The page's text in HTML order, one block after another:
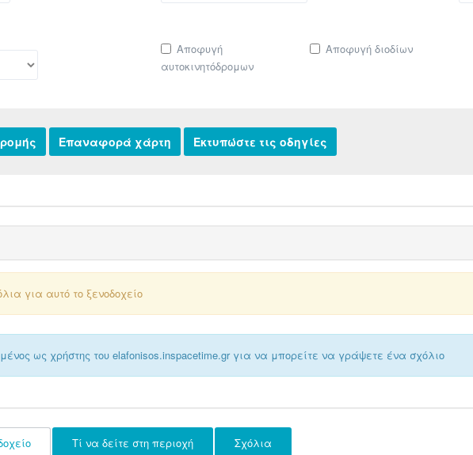
Αποφυγή
αυτοκινητόδρομων
Αποφυγή διοδίων
για αυτό το ξενοδοχείο
ως χρήστης του elafonisos.inspacetime.gr για να μπορείτε να γράψετε ένα σχόλιο
Τί να δείτε στη περιοχή Σχόλια